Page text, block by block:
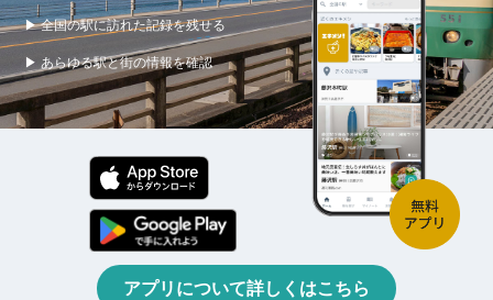
▶ 全国の駅に訪れた記録を残せる
▶ あらゆる駅と街の情報を確認
アプリについて詳しくはこちら